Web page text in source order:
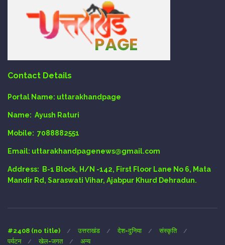
Contact Details
Portal Name: uttarakhandpage
Name: Ayush Raturi
Mobile: 7088882551
Email: uttarakhandpagenews@gmail.com
Address:
B-1 Block, H/N -142, First Floor Lane No 6, Mata
Mandir Rd, Saraswati Vihar, Ajabpur Khurd Dehradun.
#2408 (no title) उत्तराखंड देश-दुनिया
संस्कृति
पर्यटन
खेल-जगत अन्य